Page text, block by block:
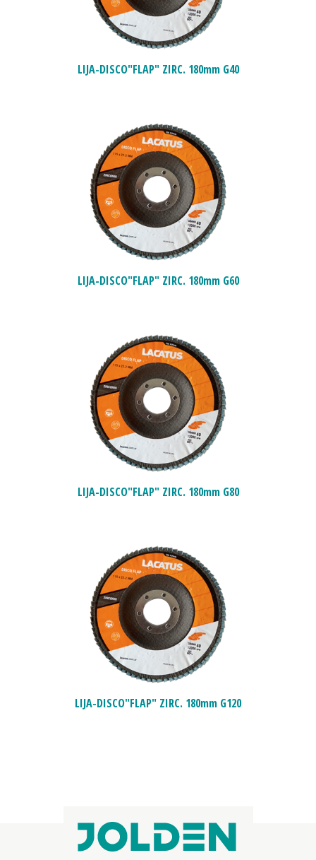
LIJA-DISCO"FLAP" ZIRC. 180mm G40
LIJA-DISCO"FLAP" ZIRC. 180mm G60
LIJA-DISCO"FLAP" ZIRC. 180mm G80
LIJA-DISCO"FLAP" ZIRC. 180mm G120